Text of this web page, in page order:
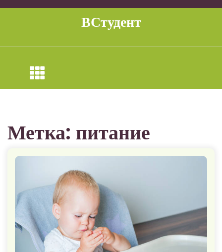
Перейти
ВСтудент
Метка: питание